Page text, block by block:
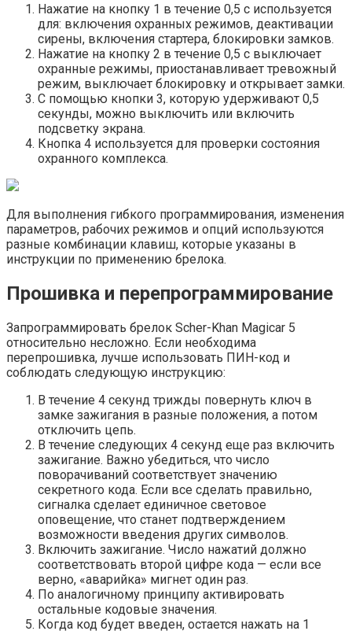
Нажатие на кнопку 1 в течение 0,5 с используется
для: включения охранных режимов, деактивации
сирены, включения стартера, блокировки замков.
Нажатие на кнопку 2 в течение 0,5 с выключает
охранные режимы, приостанавливает тревожный
режим, выключает блокировку и открывает замки.
С помощью кнопки 3, которую удерживают 0,5
секунды, можно выключить или включить
подсветку экрана.
Кнопка 4 используется для проверки состояния
охранного комплекса.
Для выполнения гибкого программирования, изменения
параметров, рабочих режимов и опций используются
разные комбинации клавиш, которые указаны в
инструкции по применению брелока.
Прошивка и перепрограммирование
Запрограммировать брелок Scher-Khan Magicar 5
относительно несложно. Если необходима
перепрошивка, лучше использовать ПИН-код и
соблюдать следующую инструкцию:
В течение 4 секунд трижды повернуть ключ в
замке зажигания в разные положения, а потом
отключить цепь.
В течение следующих 4 секунд еще раз включить
зажигание. Важно убедиться, что число
поворачиваний соответствует значению
секретного кода. Если все сделать правильно,
сигналка сделает единичное световое
оповещение, что станет подтверждением
возможности введения других символов.
Включить зажигание. Число нажатий должно
соответствовать второй цифре кода — если все
верно, «аварийка» мигнет один раз.
По аналогичному принципу активировать
остальные кодовые значения.
Когда код будет введен, остается нажать на 1